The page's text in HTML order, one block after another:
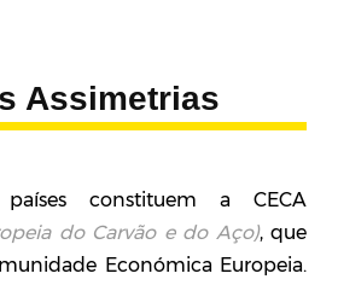
Assimetrias
constituem a CECA
do Carvão e do Aço), que
Económica Europeia.